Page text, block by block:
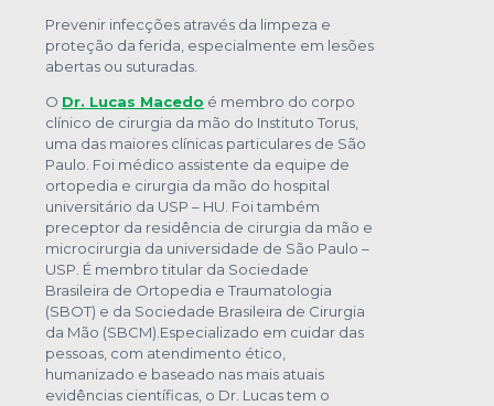
Prevenir infecções através da limpeza e
proteção da ferida, especialmente em lesões
abertas ou suturadas.
O Dr. Lucas Macedo é membro do corpo
clínico de cirurgia da mão do Instituto Torus,
uma das maiores clínicas particulares de São
Paulo. Foi médico assistente da equipe de
ortopedia e cirurgia da mão do hospital
universitário da USP – HU. Foi também
preceptor da residência de cirurgia da mão e
microcirurgia da universidade de São Paulo –
USP. É membro titular da Sociedade
Brasileira de Ortopedia e Traumatologia
(SBOT) e da Sociedade Brasileira de Cirurgia
da Mão (SBCM).Especializado em cuidar das
pessoas, com atendimento ético,
humanizado e baseado nas mais atuais
evidências científicas, o Dr. Lucas tem o